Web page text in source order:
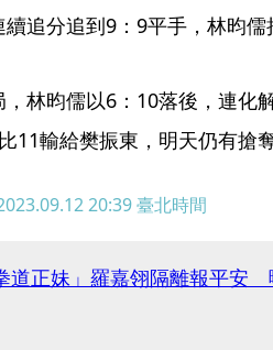
追分追到9：9平手，林昀儒
林昀儒以6：10落後，連化
11輸給樊振東，明天仍有搶
20:39臺北時間
道正妹」羅嘉翎隔離報平安